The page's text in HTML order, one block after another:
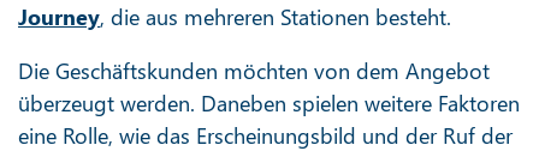
Journey, die aus mehreren Stationen besteht.
Die Geschäftskunden möchten von dem Angebot
überzeugt werden. Daneben spielen weitere Faktoren
eine Rolle, wie das Erscheinungsbild und der Ruf der